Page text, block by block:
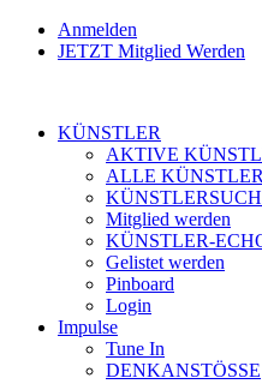
Anmelden
JETZT Mitglied Werden
KÜNSTLER
AKTIVE
ALLE KÜNSTLER
Mitglied werden
KÜNSTLER-
Gelistet werden
Pinboard
Login
Impulse
Tune In
DENKANSTÖSSE